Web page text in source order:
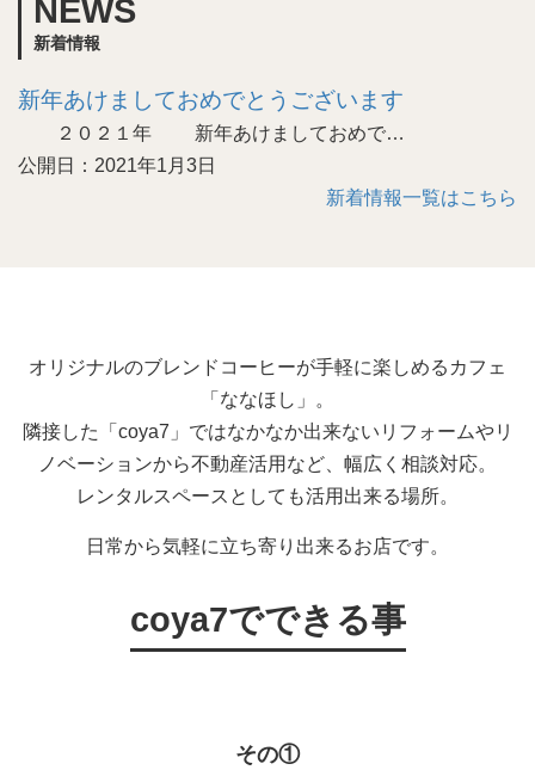
NEWS
新着情報
新年あけましておめでとうございます
２０２１年 新年あけましておめで…
公開日：2021年1月3日
新着情報一覧はこちら
オリジナルのブレンドコーヒーが手軽に楽しめるカフェ
「ななほし」。
隣接した「coya7」ではなかなか出来ないリフォームやリ
ノベーションから不動産活用など、幅広く相談対応。
レンタルスペースとしても活用出来る場所。
日常から気軽に立ち寄り出来るお店です。
coya7でできる事
その①